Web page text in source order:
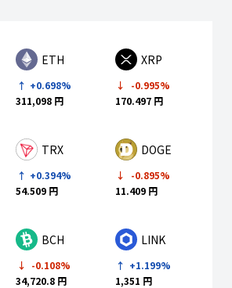
ETH
+0.698%
311,098 円
XRP
-0.995%
170.497 円
TRX
+0.394%
54.509 円
DOGE
-0.895%
11.409 円
BCH
-0.108%
34,720.8 円
LINK
+1.199%
1,351 円